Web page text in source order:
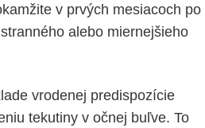
v prvých mesiacoch po
alebo miernejšieho
vrodenej predispozície
tekutiny v očnej buľve. To